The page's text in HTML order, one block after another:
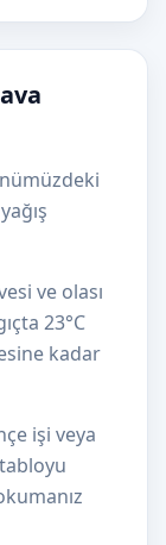
ve olası
23°C
kadar
işi veya